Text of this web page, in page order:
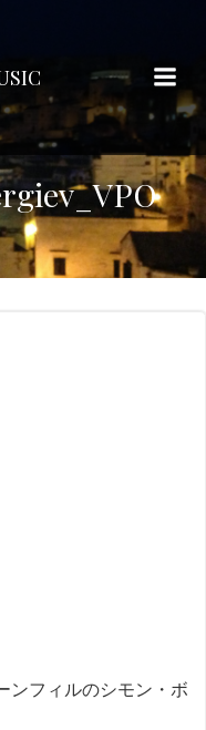
ンフィルのシモン・ボ